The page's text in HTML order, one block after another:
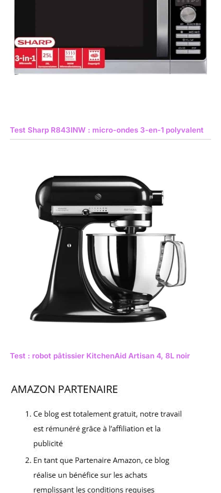
Test Sharp R843INW : micro-ondes 3-en-1 polyvalent
Test : robot pâtissier KitchenAid Artisan 4, 8L noir